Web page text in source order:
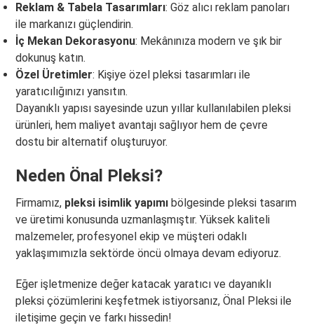
Reklam & Tabela Tasarımları: Göz alıcı reklam panoları
ile markanızı güçlendirin.
İç Mekan Dekorasyonu: Mekânınıza modern ve şık bir
dokunuş katın.
Özel Üretimler: Kişiye özel pleksi tasarımları ile
yaratıcılığınızı yansıtın.
Dayanıklı yapısı sayesinde uzun yıllar kullanılabilen pleksi
ürünleri, hem maliyet avantajı sağlıyor hem de çevre
dostu bir alternatif oluşturuyor.
Neden Önal Pleksi?
Firmamız, pleksi isimlik yapımı bölgesinde pleksi tasarım
ve üretimi konusunda uzmanlaşmıştır. Yüksek kaliteli
malzemeler, profesyonel ekip ve müşteri odaklı
yaklaşımımızla sektörde öncü olmaya devam ediyoruz.
Eğer işletmenize değer katacak yaratıcı ve dayanıklı
pleksi çözümlerini keşfetmek istiyorsanız, Önal Pleksi ile
iletişime geçin ve farkı hissedin!